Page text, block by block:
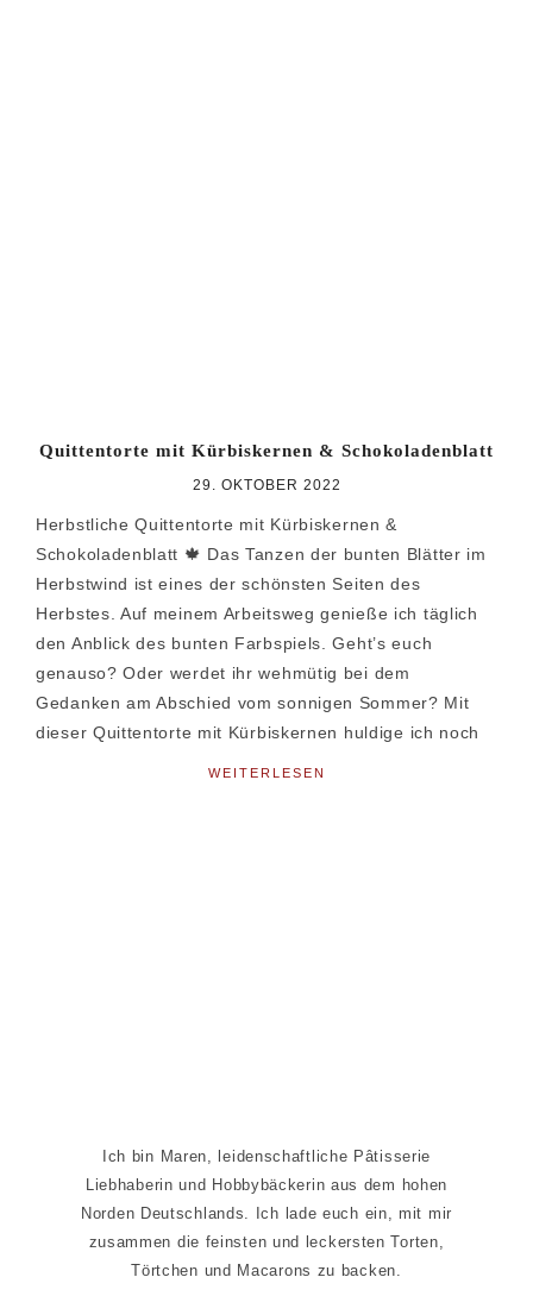
Quittentorte mit Kürbiskernen & Schokoladenblatt
29. OKTOBER 2022
Herbstliche Quittentorte mit Kürbiskernen &
Schokoladenblatt 🍁 Das Tanzen der bunten Blätter im
Herbstwind ist eines der schönsten Seiten des
Herbstes. Auf meinem Arbeitsweg genieße ich täglich
den Anblick des bunten Farbspiels. Geht’s euch
genauso? Oder werdet ihr wehmütig bei dem
Gedanken am Abschied vom sonnigen Sommer? Mit
dieser Quittentorte mit Kürbiskernen huldige ich noch
WEITERLESEN
Ich bin Maren, leidenschaftliche Pâtisserie
Liebhaberin und Hobbybäckerin aus dem hohen
Norden Deutschlands. Ich lade euch ein, mit mir
zusammen die feinsten und leckersten Torten,
Törtchen und Macarons zu backen.